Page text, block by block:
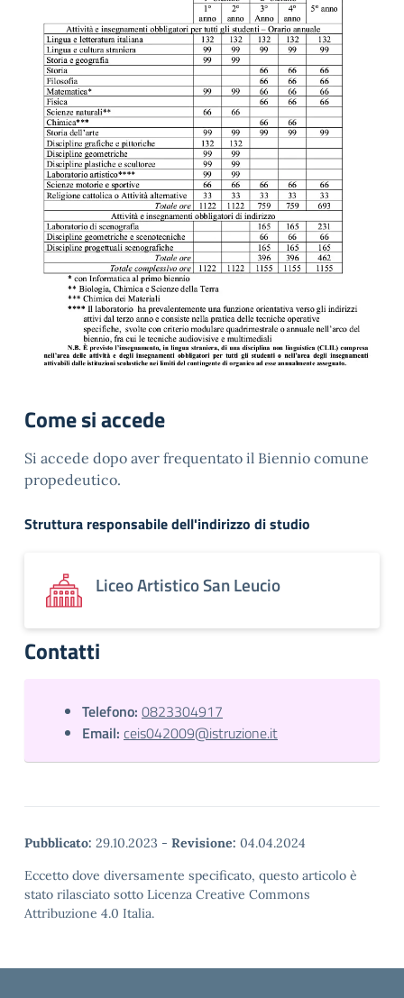
Come si accede
Si accede dopo aver frequentato il Biennio comune
propedeutico.
Struttura responsabile dell'indirizzo di studio
Liceo Artistico San Leucio
Contatti
Telefono: 0823304917
Email: ceis042009@istruzione.it
Pubblicato: 29.10.2023 - Revisione: 04.04.2024
Eccetto dove diversamente specificato, questo articolo è
stato rilasciato sotto Licenza Creative Commons
Attribuzione 4.0 Italia.